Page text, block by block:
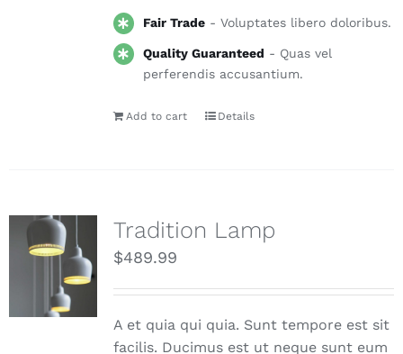
Fair Trade - Voluptates libero doloribus.
Quality Guaranteed - Quas vel
perferendis accusantium.
Add to cart Details
Tradition Lamp
$489.99
A et quia qui quia. Sunt tempore est sit
facilis. Ducimus est ut neque sunt eum